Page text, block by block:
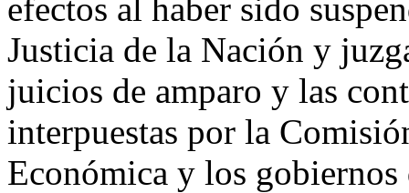
efectos al haber sido
Justicia de la Nación y
juicios de amparo y las
interpuestas por la
Económica y los